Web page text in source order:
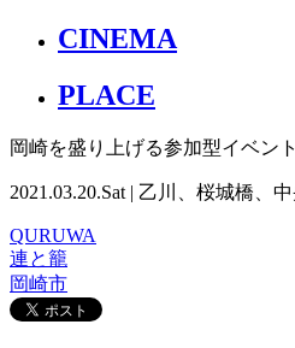
CINEMA
PLACE
岡崎を盛り上げる参加型イベン
2021.03.20.Sat | 乙川、桜城橋、
QURUWA
連と籠
岡崎市